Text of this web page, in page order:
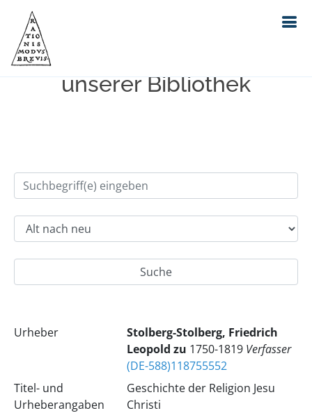
Einfache Suche im Bestand
unserer Bibliothek
Urheber
Stolberg-Stolberg, Friedrich
Leopold zu 1750-1819 Verfasser
(DE-588)118755552
Titel- und
Urheberangaben
Geschichte der Religion Jesu
Christi